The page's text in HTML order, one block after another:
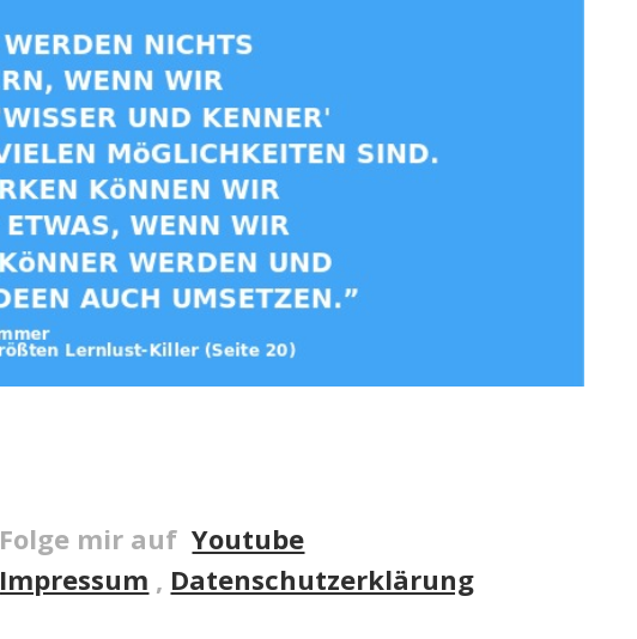
Folge mir auf Youtube
Impressum , Datenschutzerklärung